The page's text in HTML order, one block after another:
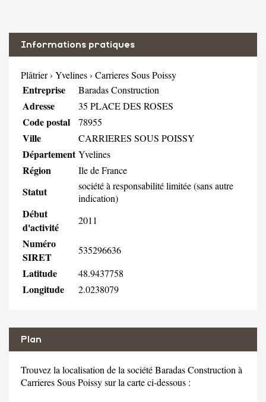
Informations pratiques
Plâtrier› Yvelines› Carrieres Sous Poissy
Entreprise Baradas Construction
Adresse 35 PLACE DES ROSES
Code postal 78955
Ville CARRIERES SOUS POISSY
Département Yvelines
Région Ile de France
Statut
société à responsabilité limitée (sans autre
indication)
Début
d'activité
2011
Numéro
SIRET
535296636
Latitude 48.9437758
Longitude 2.0238079
Plan
Trouvez la localisation de la société Baradas Construction à
Carrieres Sous Poissy sur la carte ci-dessous :